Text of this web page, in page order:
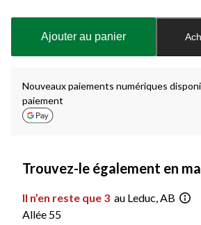
à
Ajouter au panier
Nouveaux paiements numériques
paiement
Trouvez-le également en
Il n’en reste que 3 au Leduc, AB
Allée 55